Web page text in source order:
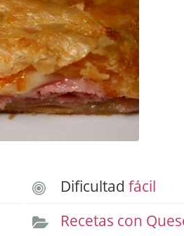
Dificultadfácil
Recetas con